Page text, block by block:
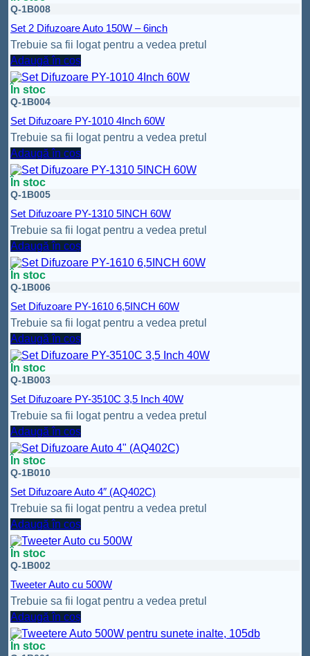
Q-1B008
Set 2 Difuzoare Auto 150W – 6inch
Trebuie sa fii logat pentru a vedea pretul
Adaugă în coș
În stoc
Q-1B004
Set Difuzoare PY-1010 4Inch 60W
Trebuie sa fii logat pentru a vedea pretul
Adaugă în coș
În stoc
Q-1B005
Set Difuzoare PY-1310 5INCH 60W
Trebuie sa fii logat pentru a vedea pretul
Adaugă în coș
În stoc
Q-1B006
Set Difuzoare PY-1610 6,5INCH 60W
Trebuie sa fii logat pentru a vedea pretul
Adaugă în coș
În stoc
Q-1B003
Set Difuzoare PY-3510C 3,5 Inch 40W
Trebuie sa fii logat pentru a vedea pretul
Adaugă în coș
În stoc
Q-1B010
Set Difuzoare Auto 4″ (AQ402C)
Trebuie sa fii logat pentru a vedea pretul
Adaugă în coș
În stoc
Q-1B002
Tweeter Auto cu 500W
Trebuie sa fii logat pentru a vedea pretul
Adaugă în coș
În stoc